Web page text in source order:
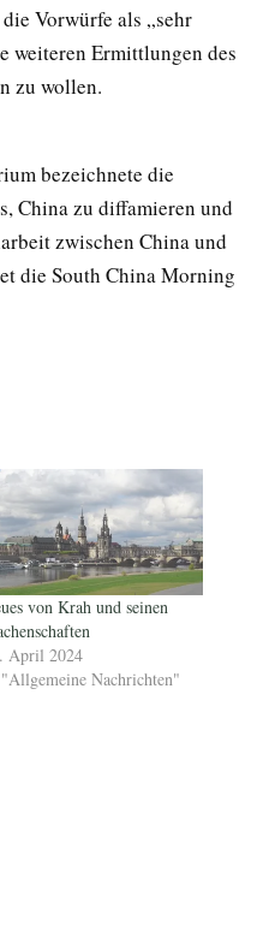
Vorwürfe als „sehr
weiteren Ermittlungen des
zu wollen.
bezeichnete die
China zu diffamieren und
zwischen China und
die South China Morning
von Krah und seinen
April 2024
Nachrichten"